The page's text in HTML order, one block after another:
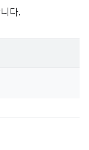
다.